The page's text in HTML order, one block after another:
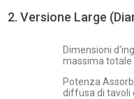
2. Versione Large
Dimensioni
massima totale
Potenza
diffusa di tavoli